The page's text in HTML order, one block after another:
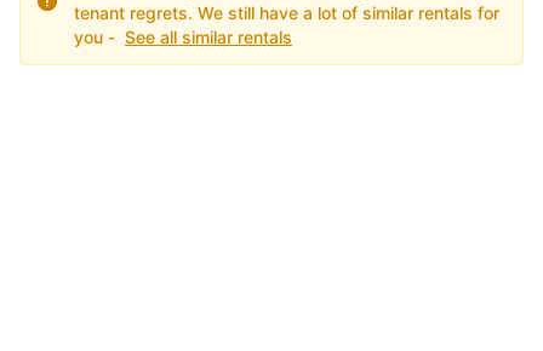
tenant regrets. We still have a lot of similar rentals for
you - See all similar rentals